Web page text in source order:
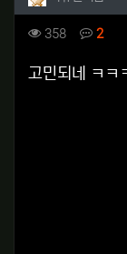
컨텐츠 정보
358조회 2댓글
본문
고민되네 ㅋㅋ